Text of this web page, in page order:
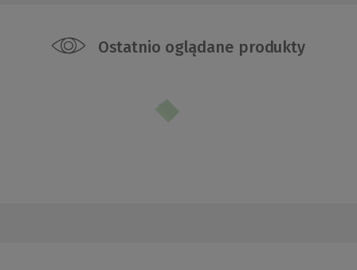
Ostatnio oglądane produkty